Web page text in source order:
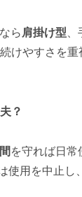
ら 肩掛け型
けやすさを重
？
を守れば日常
使用を中止し